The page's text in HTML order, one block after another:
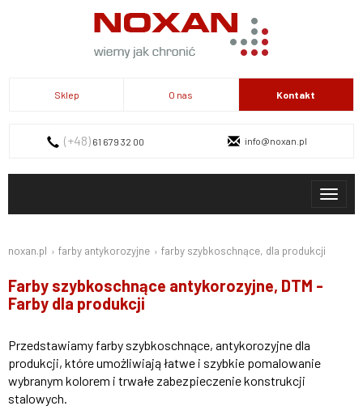
Sklep O nas Kontakt
(+48) 61 679 32 00 info@noxan.pl
Toggle
Kontakt
noxan.pl farby antykorozyjne farby szybkoschnące, dla produkcji
Farby szybkoschnące antykorozyjne, DTM -
Farby dla produkcji
Przedstawiamy farby szybkoschnące, antykorozyjne dla
produkcji, które umożliwiają łatwe i szybkie pomalowanie
wybranym kolorem i trwałe zabezpieczenie konstrukcji
stalowych.